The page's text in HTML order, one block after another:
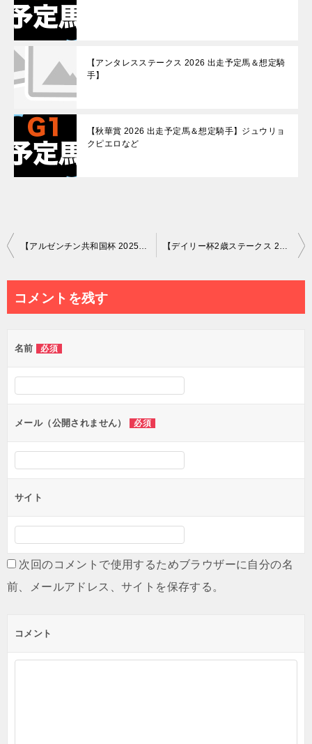
【アンタレスステークス 2026 出走予定馬＆想定騎
手】
【秋華賞 2026 出走予定馬＆想定騎手】ジュウリョ
クピエロなど
投
ビ
ー
シ
ン
【アルゼンチン共和国杯 2025 出走予定馬＆想定騎手】 【デイリー杯2歳ステークス 2026 出走予定馬＆想定騎手】
コメントを残す
名前 必須
メール（公開されません） 必須
サイト
次回のコメントで使用するためブラウザーに自分の名
前、メールアドレス、サイトを保存する。
コメント